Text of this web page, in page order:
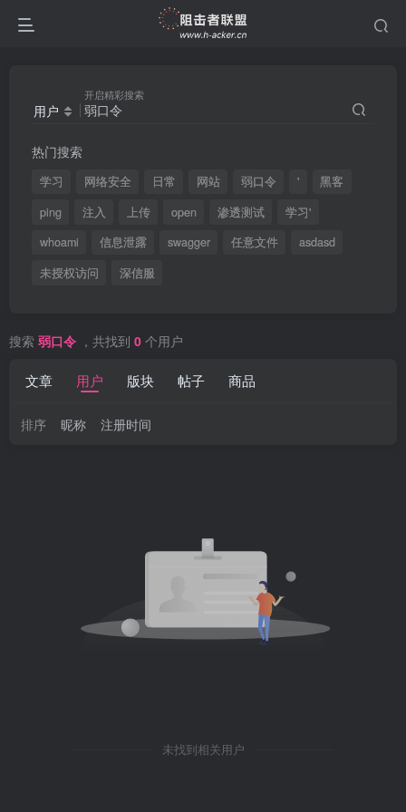
用户
开启精彩搜索
热门搜索
学习 网络安全 日常 网站 弱口令 '
黑客
ping
注入 上传 open 渗透测试
学习'
whoami
信息泄露 swagger 任意文件
asdasd
未授权访问
深信服
搜索 弱口令 ，共找到 0 个用户
文章 用户 版块 帖子 商品
排序 昵称 注册时间
未找到相关用户